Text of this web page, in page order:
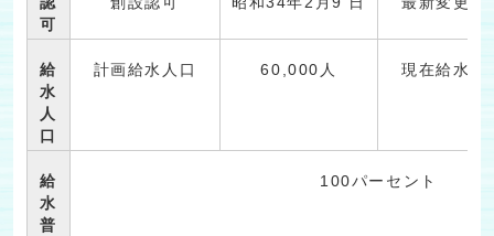
可
給
水
人
口
計画給水人口 60,000人 現在給水人
給
水
普
100パーセント